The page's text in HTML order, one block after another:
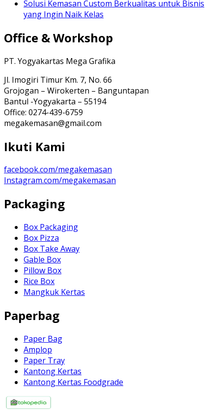
Solusi Kemasan Custom Berkualitas untuk Bisnis
yang Ingin Naik Kelas
Office & Workshop
PT. Yogyakartas Mega Grafika
Jl. Imogiri Timur Km. 7, No. 66
Grojogan – Wirokerten – Banguntapan
Bantul -Yogyakarta – 55194
Office: 0274-439-6759
megakemasan@gmail.com
Ikuti Kami
facebook.com/megakemasan
Instagram.com/megakemasan
Packaging
Box Packaging
Box Pizza
Box Take Away
Gable Box
Pillow Box
Rice Box
Mangkuk Kertas
Paperbag
Paper Bag
Amplop
Paper Tray
Kantong Kertas
Kantong Kertas Foodgrade